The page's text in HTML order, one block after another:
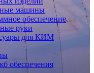
машины
обеспечение
руки
для КИМ
обеспечения